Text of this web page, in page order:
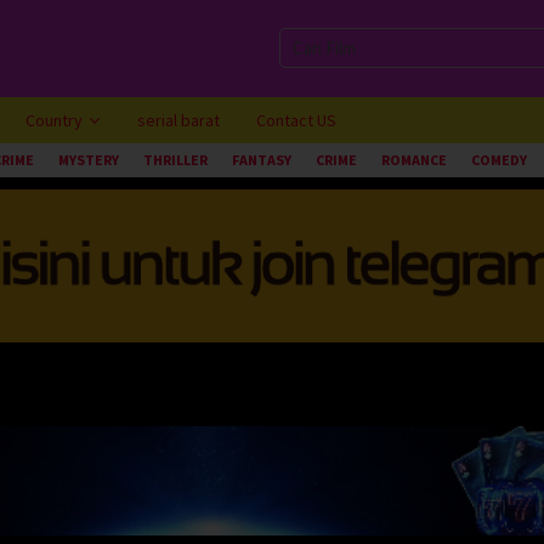
Country serial barat Contact US
MYSTERY THRILLER FANTASY CRIME ROMANCE COMEDY